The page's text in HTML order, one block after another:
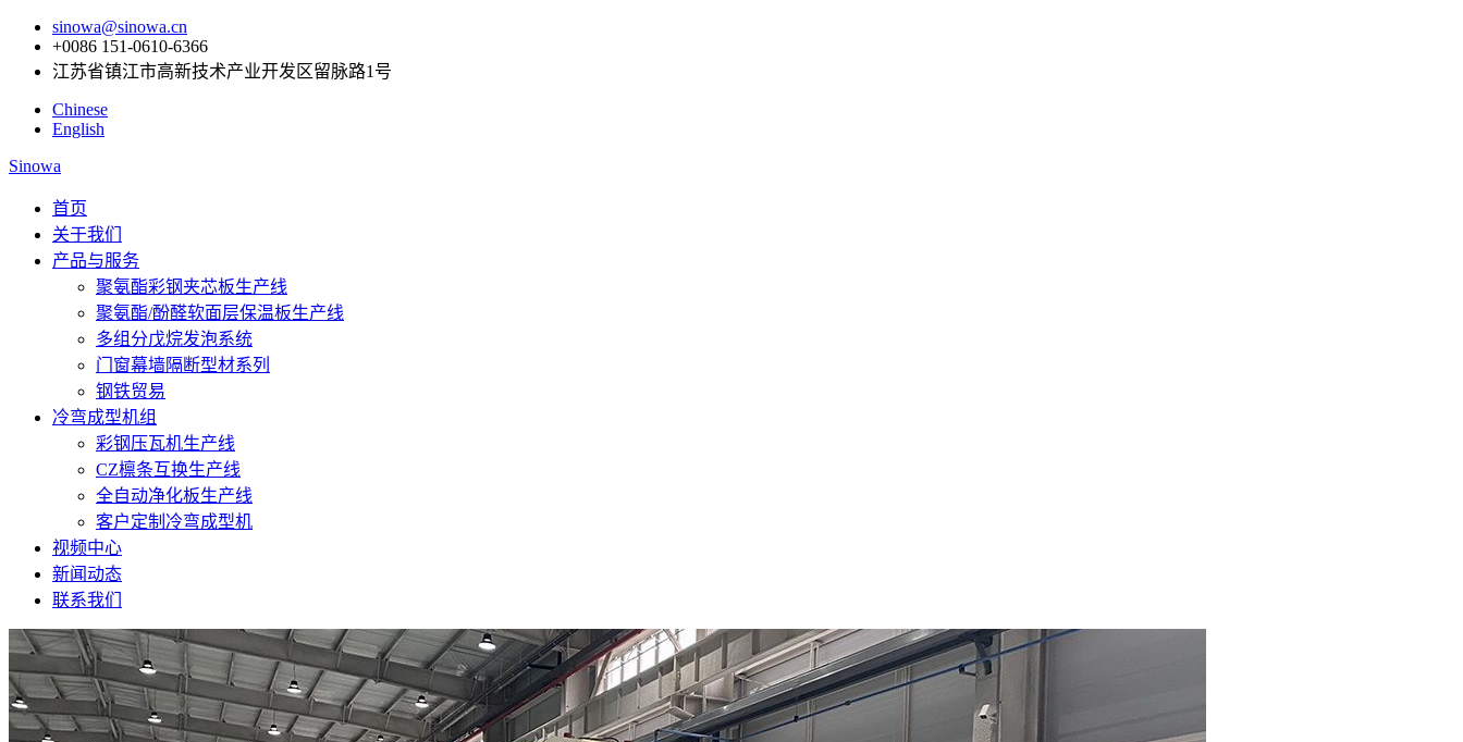
sinowa@sinowa.cn
+0086 151-0610-6366
江苏省镇江市高新技术产业开发区留脉路1号
Chinese
English
Sinowa
首页
关于我们
产品与服务
聚氨酯彩钢夹芯板生产线
聚氨酯/酚醛软面层保温板生产线
多组分戊烷发泡系统
门窗幕墙隔断型材系列
钢铁贸易
冷弯成型机组
彩钢压瓦机生产线
CZ檩条互换生产线
全自动净化板生产线
客户定制冷弯成型机
视频中心
新闻动态
联系我们